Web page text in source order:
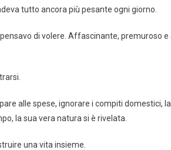
tutto ancora più pesante ogni giorno.
di volere. Affascinante, premuroso
alle spese, ignorare i compiti domestici,
la sua vera natura si è rivelata.
una vita insieme.